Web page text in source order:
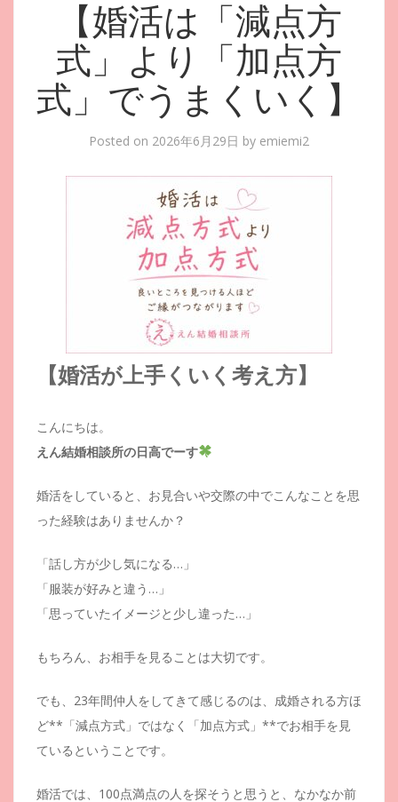
【婚活は「減点方
式」より「加点方
式」でうまくいく】
Posted on 2026年6月29日 by emiemi2
【婚活が上手くいく考え方】
こんにちは。
えん結婚相談所の日高でーす
婚活をしていると、お見合いや交際の中でこんなことを思
った経験はありませんか？
「話し方が少し気になる…」
「服装が好みと違う…」
「思っていたイメージと少し違った…」
もちろん、お相手を見ることは大切です。
でも、23年間仲人をしてきて感じるのは、成婚される方ほ
ど**「減点方式」ではなく「加点方式」**でお相手を見
ているということです。
婚活では、100点満点の人を探そうと思うと、なかなか前